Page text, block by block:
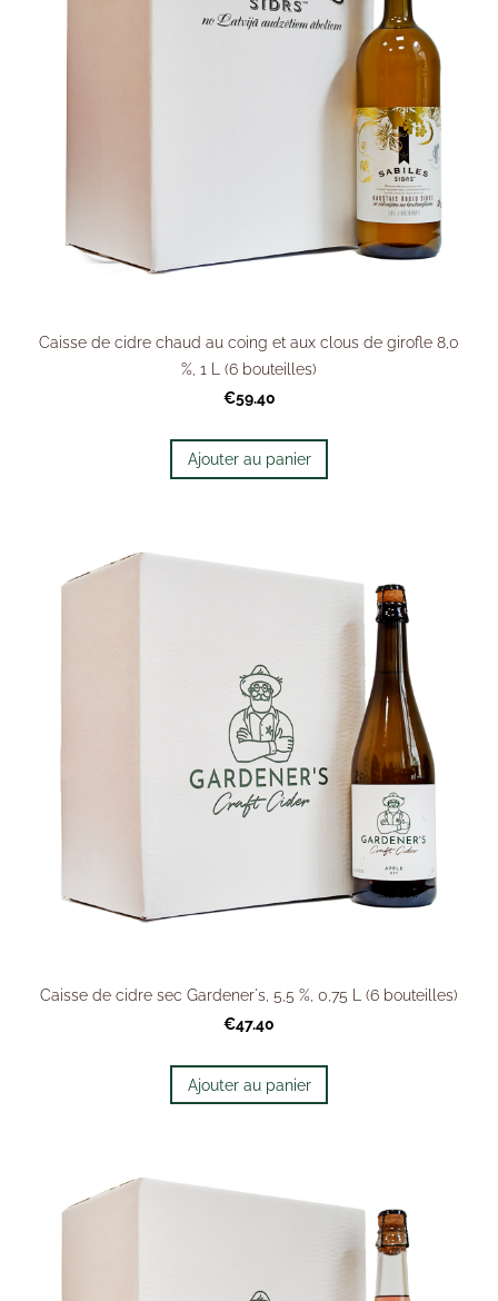
Caisse de cidre chaud au coing et aux clous de girofle 8,0
%, 1 L (6 bouteilles)
€59.40
Ajouter au panier
Caisse de cidre sec Gardener's, 5,5 %, 0,75 L (6 bouteilles)
€47.40
Ajouter au panier